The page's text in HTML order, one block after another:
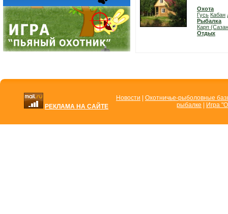
Охота
Гусь Кабан
Рыбалка
Карп
Отдых
РЕКЛАМА НА САЙТЕ
Новости
Охотничье-рыболовные
рыбалке
Игра